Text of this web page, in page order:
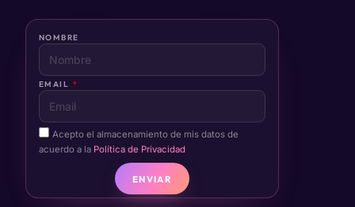
NOMBRE
EMAIL
Acepto el almacenamiento de mis datos de
acuerdo a la Política de Privacidad
ENVIAR